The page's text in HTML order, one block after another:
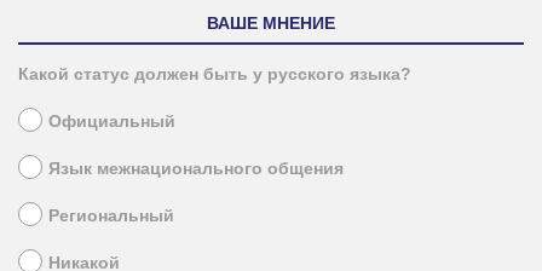
ВАШЕ МНЕНИЕ
Какой статус должен быть у русского языка?
Официальный
Язык межнационального общения
Региональный
Никакой